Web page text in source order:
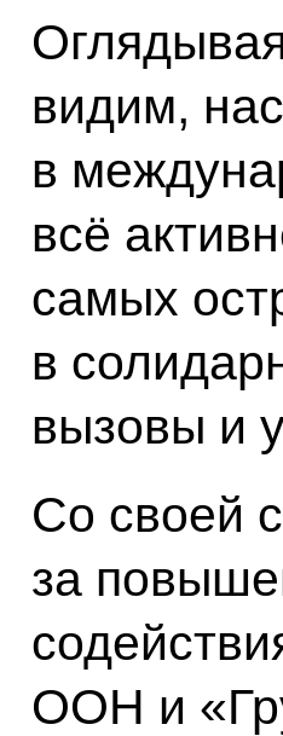
видим,
в
всё
самых
в
вызовы и
Со своей
за
ООН и